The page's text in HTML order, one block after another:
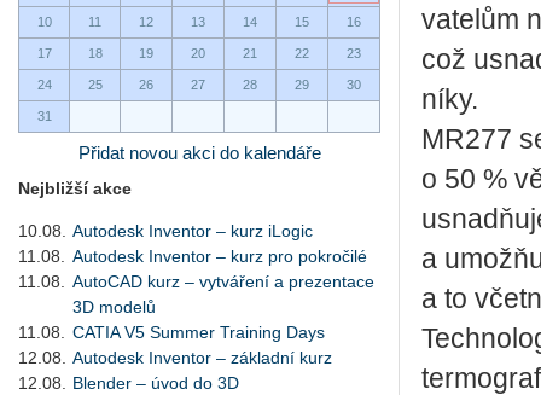
10 11 12 13 14 15 16
17 18 19 20 21 22 23
24 25 26 27 28 29 30
31
Přidat novou akci do kalendáře
Nejbližší akce
10.08.
Autodesk Inventor – kurz iLogic
11.08.
Autodesk Inventor – kurz pro pokročilé
11.08.
AutoCAD kurz – vytváření a prezentace
3D modelů
11.08.
CATIA V5 Summer Training Days
12.08.
Autodesk Inventor – základní kurz
12.08.
Blender – úvod do 3D
va­te­lům
což
ní­ky.
MR277
o 50 %
a
a to